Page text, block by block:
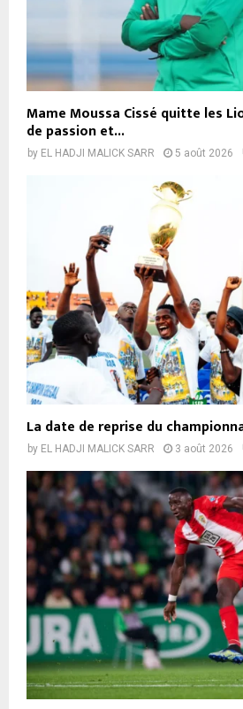
Mame Moussa Cissé quitte les
de passion et...
by EL HADJI MALICK SARR 5 août 2026
La date de reprise du
by EL HADJI MALICK SARR 3 août 2026